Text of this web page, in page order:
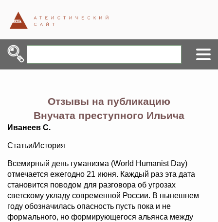
Отзывы на публикацию
Внучата преступного Ильича
Иванеев С.
Статьи/История
Всемирный день гуманизма (World Humanist Day)
отмечается ежегодно 21 июня. Каждый раз эта дата
становится поводом для разговора об угрозах
светскому укладу современной России. В нынешнем
году обозначилась опасность пусть пока и не
формального, но формирующегося альянса между